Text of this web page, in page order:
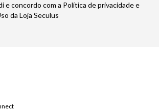
e concordo com a Política de privacidade e
da Loja Seculus